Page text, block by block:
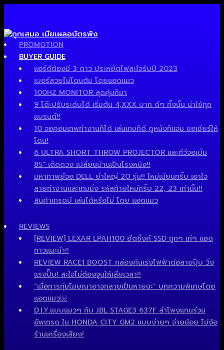
PROMOTION
BUYER GUIDE
แอร์ดีต้องมี 3 ดาว ประหยัดไฟสะใจรับปี 2023
เบอร์สวยไม่โดนต้ม โดยแอดแมว
100HZ MONITOR สุดคุ้มก็มา
9 โต๊ะปรับระดับได้ เริ่มต้น 4,XXX บาท ดีๆ ทั้งนั้น น่าใช้ทุก
แบรนด์!!
10 จอคอมเทพทำงานก็ได้ เล่นเกมก็ดี ดูหนังก็แจ่ม ขอเชียร์ให้
โดน!
6 ULTRA SHORT THROW PROJECTOR และทีวีจอเบิ้ม
85″ เด็ดดวง เปลี่ยนบ้านเป็นโรงหนัง!!
มหากาพย์จอ DELL ยำใหญ่ 20 รุ่น!! ใหม่เนียนกริ๊บ เอาใจ
สายทำงานและเกมมิ่ง รหัสท้ายใหม่กริ๊บ 22, 23 เท่านั้น!!
สินค้าเกรดบี เล่นได้หรือไม่ โดย แอดแมว
REVIEWS
[REVIEW] LEXAR LPAH100 ฮีตซิ้งค์ SSD ถูกๆ เท่ๆ แอด
กาวแนะนำ!!
REVIEW RACE1 BOOST กล่องคันเร่งไฟฟ้าต่อสายปุ๊บ วิ่ง
แรงปั๊บ! สะใจไม่ต้องจูนให้เสียเวลา!!
“เมื่อการทุ่มโฆษณาอาจกลายเป็นหายนะ” บทความพิเศษโดย
แอดแมว￼
D.I.Y.แบบแมวๆ กับ JBL STAGE3 637F ลำโพงแกนร่วม
อัพเกรด ใน HONDA CITY GM2 แบบง่ายๆ จ่ายน้อย ไม่ง้อ
ร้านเครื่องเสียง!